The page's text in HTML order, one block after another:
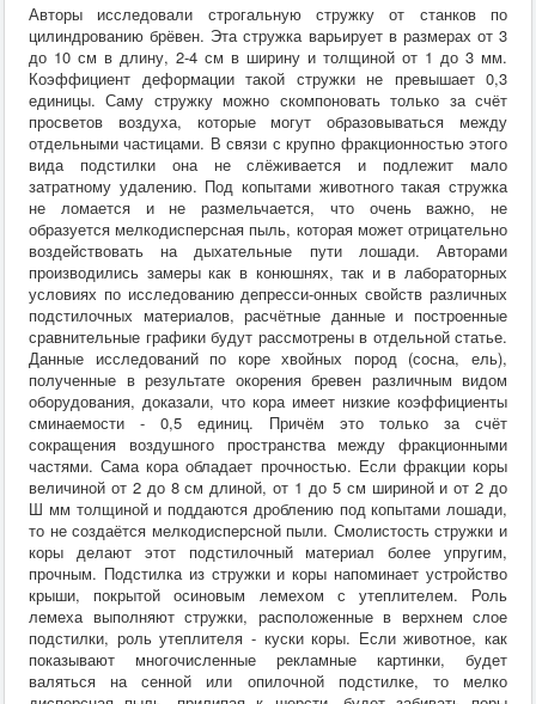
Авторы исследовали строгальную стружку от станков по
цилиндрованию брёвен. Эта стружка варьирует в размерах от 3
до 10 см в длину, 2-4 см в ширину и толщиной от 1 до 3 мм.
Коэффициент деформации такой стружки не превышает 0,3
единицы. Саму стружку можно скомпоновать только за счёт
просветов воздуха, которые могут образовываться между
отдельными частицами. В связи с крупно фракционностью этого
вида подстилки она не слёживается и подлежит мало
затратному удалению. Под копытами животного такая стружка
не ломается и не размельчается, что очень важно, не
образуется мелкодисперсная пыль, которая может отрицательно
воздействовать на дыхательные пути лошади. Авторами
производились замеры как в конюшнях, так и в лабораторных
условиях по исследованию депресси-онных свойств различных
подстилочных материалов, расчётные данные и построенные
сравнительные графики будут рассмотрены в отдельной статье.
Данные исследований по коре хвойных пород (сосна, ель),
полученные в результате окорения бревен различным видом
оборудования, доказали, что кора имеет низкие коэффициенты
сминаемости - 0,5 единиц. Причём это только за счёт
сокращения воздушного пространства между фракционными
частями. Сама кора обладает прочностью. Если фракции коры
величиной от 2 до 8 см длиной, от 1 до 5 см шириной и от 2 до
Ш мм толщиной и поддаются дроблению под копытами лошади,
то не создаётся мелкодисперсной пыли. Смолистость стружки и
коры делают этот подстилочный материал более упругим,
прочным. Подстилка из стружки и коры напоминает устройство
крыши, покрытой осиновым лемехом с утеплителем. Роль
лемеха выполняют стружки, расположенные в верхнем слое
подстилки, роль утеплителя - куски коры. Если животное, как
показывают многочисленные рекламные картинки, будет
валяться на сенной или опилочной подстилке, то мелко